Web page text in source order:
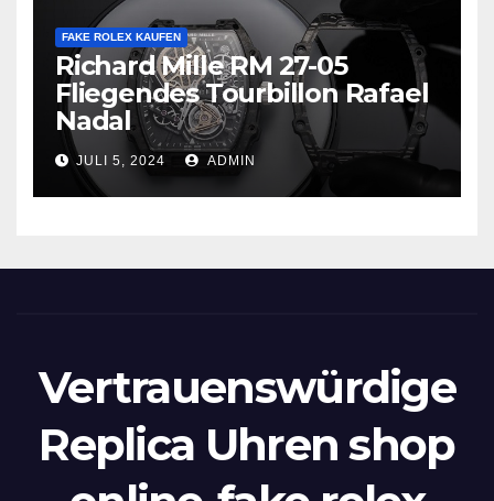
FAKE ROLEX KAUFEN
Richard Mille RM 27-05
Fliegendes Tourbillon Rafael
Nadal
JULI 5, 2024 ADMIN
Vertrauenswürdige
Replica Uhren shop